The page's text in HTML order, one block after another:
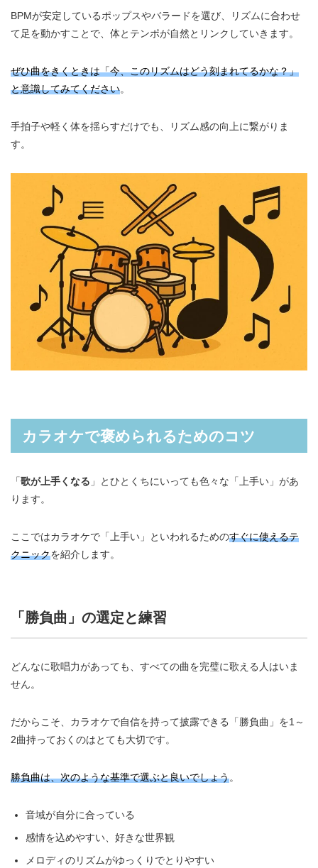
BPMが安定しているポップスやバラードを選び、リズムに合わせ
て足を動かすことで、体とテンポが自然とリンクしていきます。
ぜひ曲をきくときは「今、このリズムはどう刻まれてるかな？」
と意識してみてください。
手拍子や軽く体を揺らすだけでも、リズム感の向上に繋がりま
す。
カラオケで褒められるためのコツ
「歌が上手くなる 」とひとくちにいっても色々な「上手い」があ
ります。
ここではカラオケで「上手い」といわれるためのすぐに使えるテ
クニックを紹介します。
「勝負曲」の選定と練習
どんなに歌唱力があっても、すべての曲を完璧に歌える人はいま
せん。
だからこそ、カラオケで自信を持って披露できる「勝負曲」を1～
2曲持っておくのはとても大切です。
勝負曲は、次のような基準で選ぶと良いでしょう。
音域が自分に合っている
感情を込めやすい、好きな世界観
メロディのリズムがゆっくりでとりやすい